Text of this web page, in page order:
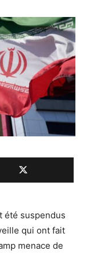
été suspendus
qui ont fait
menace de